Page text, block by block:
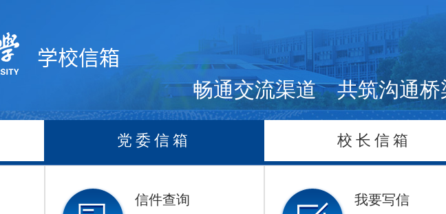
学校信箱
畅通交流渠道 共筑沟通桥梁
党委信箱 校长信箱
信件查询 我要写信